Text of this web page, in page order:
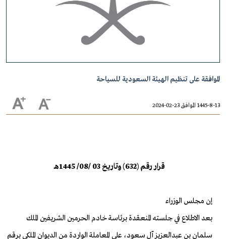
الموافقة على تنظيم الهيئة السعودية للسياحة
1445-8-13 الموافق 23-02-2024
قرار رقم (632) وتاريخ 03 /08/ 1445هـ
إن مجلس الوزراء
بعد الاطلاع في جلسته المنعقدة برئاسة خادم الحرمين الشريفين الملك
سلمان بن عبدالعزيز آل سعود، على المعاملة الواردة من الديوان الملكي برقم